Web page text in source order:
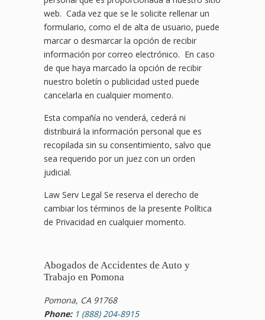
web. Cada vez que se le solicite rellenar un
formulario, como el de alta de usuario, puede
marcar o desmarcar la opción de recibir
información por correo electrónico. En caso
de que haya marcado la opción de recibir
nuestro boletín o publicidad usted puede
cancelarla en cualquier momento.
Esta compañía no venderá, cederá ni
distribuirá la información personal que es
recopilada sin su consentimiento, salvo que
sea requerido por un juez con un orden
judicial.
Law Serv Legal Se reserva el derecho de
cambiar los términos de la presente Política
de Privacidad en cualquier momento.
Abogados de Accidentes de Auto y
Trabajo en Pomona
Pomona, CA 91768
Phone: 1 (888) 204-8915